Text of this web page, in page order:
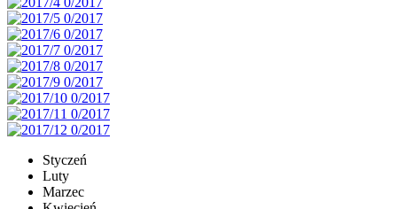
Styczeń
Luty
Marzec